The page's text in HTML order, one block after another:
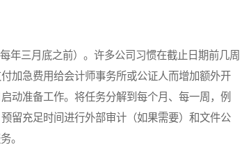
三月底之前）。许多公司习惯在截止日期前几周
加急费用给会计师事务所或公证人而增加额外开
动准备工作。将任务分解到每个月、每一周，例
留充足时间进行外部审计（如果需要）和文件公
。